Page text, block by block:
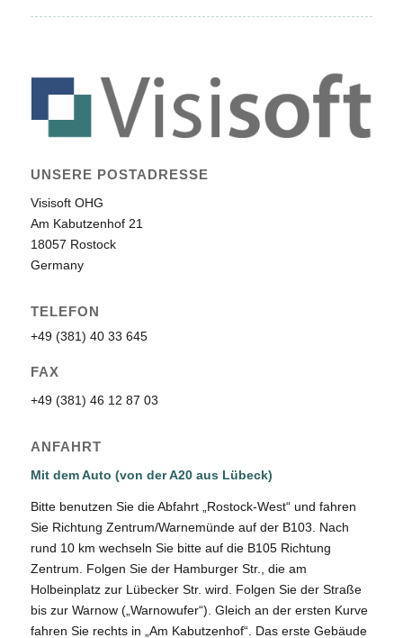
UNSERE POSTADRESSE
Visisoft OHG
Am Kabutzenhof 21
18057 Rostock
Germany
TELEFON
+49 (381) 40 33 645
FAX
+49 (381) 46 12 87 03
ANFAHRT
Mit dem Auto (von der A20 aus Lübeck)
Bitte benutzen Sie die Abfahrt „Rostock-West“ und fahren
Sie Richtung Zentrum/Warnemünde auf der B103. Nach
rund 10 km wechseln Sie bitte auf die B105 Richtung
Zentrum. Folgen Sie der Hamburger Str., die am
Holbeinplatz zur Lübecker Str. wird. Folgen Sie der Straße
bis zur Warnow („Warnowufer“). Gleich an der ersten Kurve
fahren Sie rechts in „Am Kabutzenhof“. Das erste Gebäude